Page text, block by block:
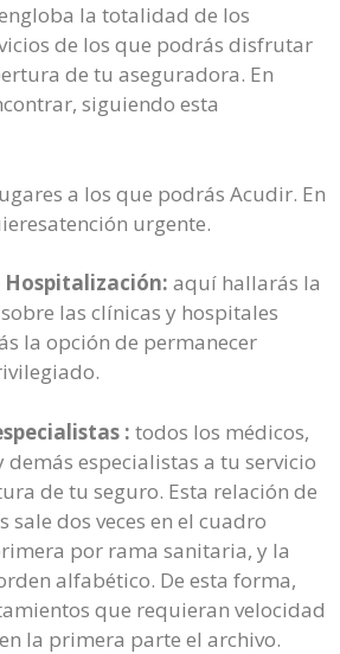
la totalidad de los
de los que podrás disfrutar
de tu aseguradora. En
siguiendo esta
a los que podrás Acudir. En
urgente.
Hospitalización: aquí hallarás la
las clínicas y hospitales
la opción de permanecer
: todos los médicos,
demás especialistas a tu servicio
de tu seguro. Esta relación de
sale dos veces en el cuadro
por rama sanitaria, y la
alfabético. De esta forma,
que requieran velocidad
la primera parte el archivo.